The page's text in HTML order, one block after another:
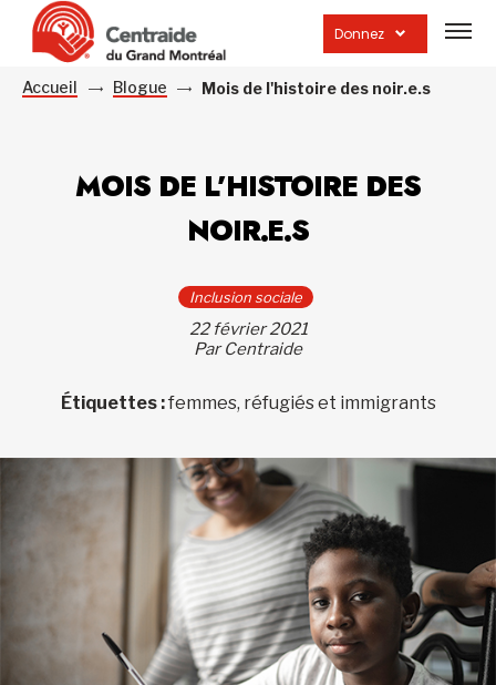
Donnez
la
Accueil Blogue Mois de l'histoire des noir.e.s
MOIS DE L’HISTOIRE DES
NOIR.E.S
Inclusion sociale
22 février 2021
Par Centraide
Étiquettes :femmes, réfugiés et immigrants